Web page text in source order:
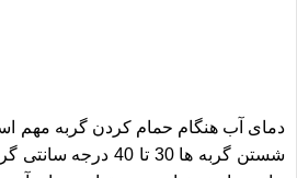
دمای آب هنگام حمام کردن گربه مهم
شستن گربه ها 30 تا 40